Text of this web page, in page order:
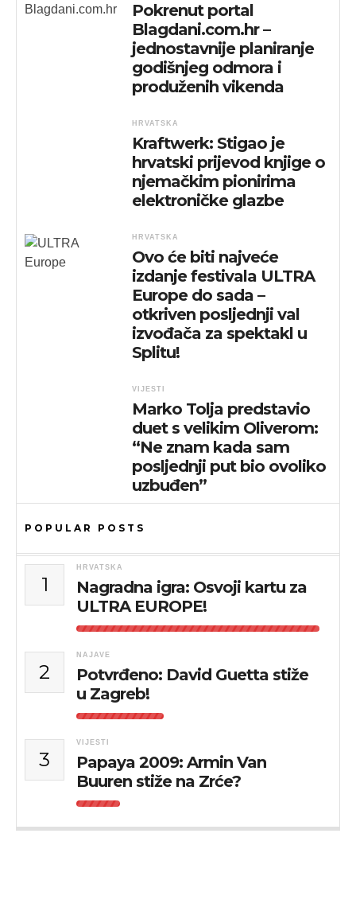
Pokrenut portal
Blagdani.com.hr –
jednostavnije planiranje
godišnjeg odmora i
produženih vikenda
HRVATSKA
Kraftwerk: Stigao je
hrvatski prijevod knjige o
njemačkim pionirima
elektroničke glazbe
HRVATSKA
Ovo će biti najveće
izdanje festivala ULTRA
Europe do sada –
otkriven posljednji val
izvođača za spektakl u
Splitu!
VIJESTI
Marko Tolja predstavio
duet s velikim Oliverom:
“Ne znam kada sam
posljednji put bio ovoliko
uzbuđen”
POPULAR POSTS
1
HRVATSKA
Nagradna igra: Osvoji kartu za
ULTRA EUROPE!
2
NAJAVE
Potvrđeno: David Guetta stiže
u Zagreb!
3
VIJESTI
Papaya 2009: Armin Van
Buuren stiže na Zrće?